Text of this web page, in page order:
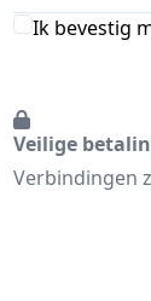
Ik bevestig
Veilige
Verbindingen